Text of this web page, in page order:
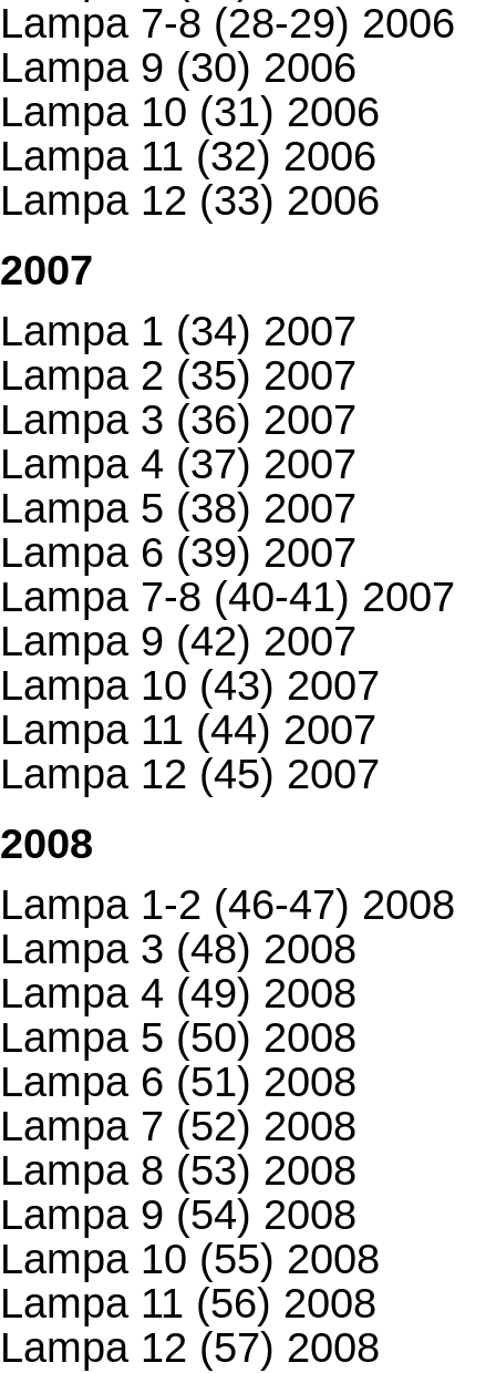
Lampa 7-8 (28-29) 2006
Lampa 9 (30) 2006
Lampa 10 (31) 2006
Lampa 11 (32) 2006
Lampa 12 (33) 2006
2007
Lampa 1 (34) 2007
Lampa 2 (35) 2007
Lampa 3 (36) 2007
Lampa 4 (37) 2007
Lampa 5 (38) 2007
Lampa 6 (39) 2007
Lampa 7-8 (40-41) 2007
Lampa 9 (42) 2007
Lampa 10 (43) 2007
Lampa 11 (44) 2007
Lampa 12 (45) 2007
2008
Lampa 1-2 (46-47) 2008
Lampa 3 (48) 2008
Lampa 4 (49) 2008
Lampa 5 (50) 2008
Lampa 6 (51) 2008
Lampa 7 (52) 2008
Lampa 8 (53) 2008
Lampa 9 (54) 2008
Lampa 10 (55) 2008
Lampa 11 (56) 2008
Lampa 12 (57) 2008